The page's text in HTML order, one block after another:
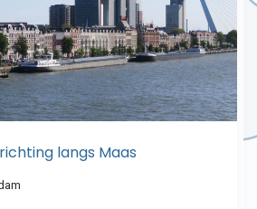
langs Maas